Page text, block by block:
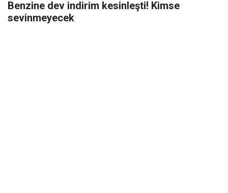
Benzine dev indirim kesinleşti! Kimse
sevinmeyecek